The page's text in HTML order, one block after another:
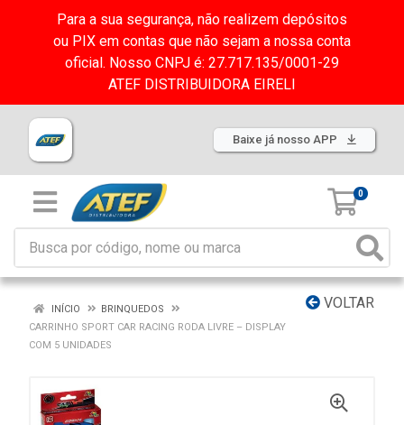
Para a sua segurança, não realizem depósitos
ou PIX em contas que não sejam a nossa conta
oficial. Nosso CNPJ é: 27.717.135/0001-29
ATEF DISTRIBUIDORA EIRELI
Baixe já nosso APP
0
VOLTAR
INÍCIO
BRINQUEDOS
CARRINHO SPORT CAR RACING RODA LIVRE – DISPLAY
COM 5 UNIDADES